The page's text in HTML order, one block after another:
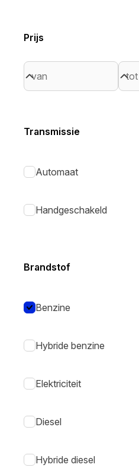
Prijs
Transmissie
Automaat
Handgeschakeld
Brandstof
Benzine
Hybride benzine
Elektriciteit
Diesel
Hybride diesel